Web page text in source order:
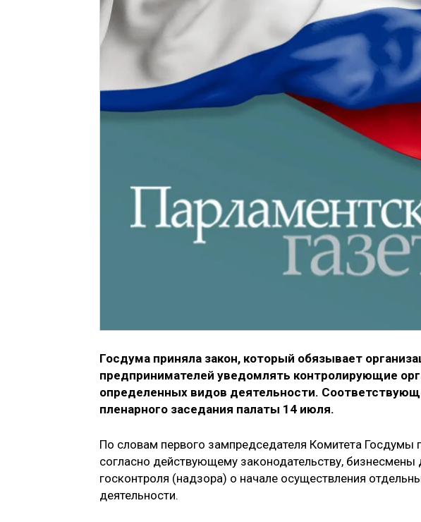
Госдума приняла закон, который обязывает
предпринимателей уведомлять контролирующие
определенных видов деятельности.
пленарного заседания палаты 14 июля.
По словам первого зампредседателя Комитета Госдумы
согласно действующему законодательству,
госконтроля (надзора) о начале осуществления
деятельности.